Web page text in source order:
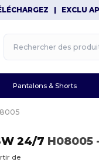
|EXCLU APP :
Pantalons & Shorts
24/7 H08005
de